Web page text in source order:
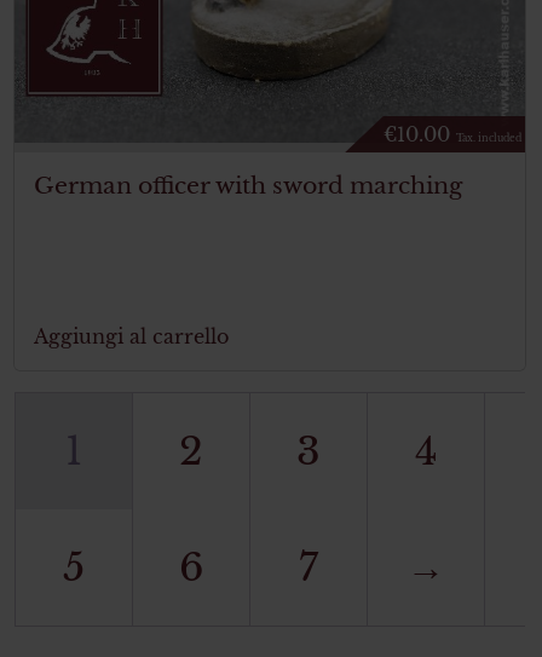
€10.00 Tax. included
German officer with sword marching
Aggiungi al carrello
1 2 3 4
5 6 7 →